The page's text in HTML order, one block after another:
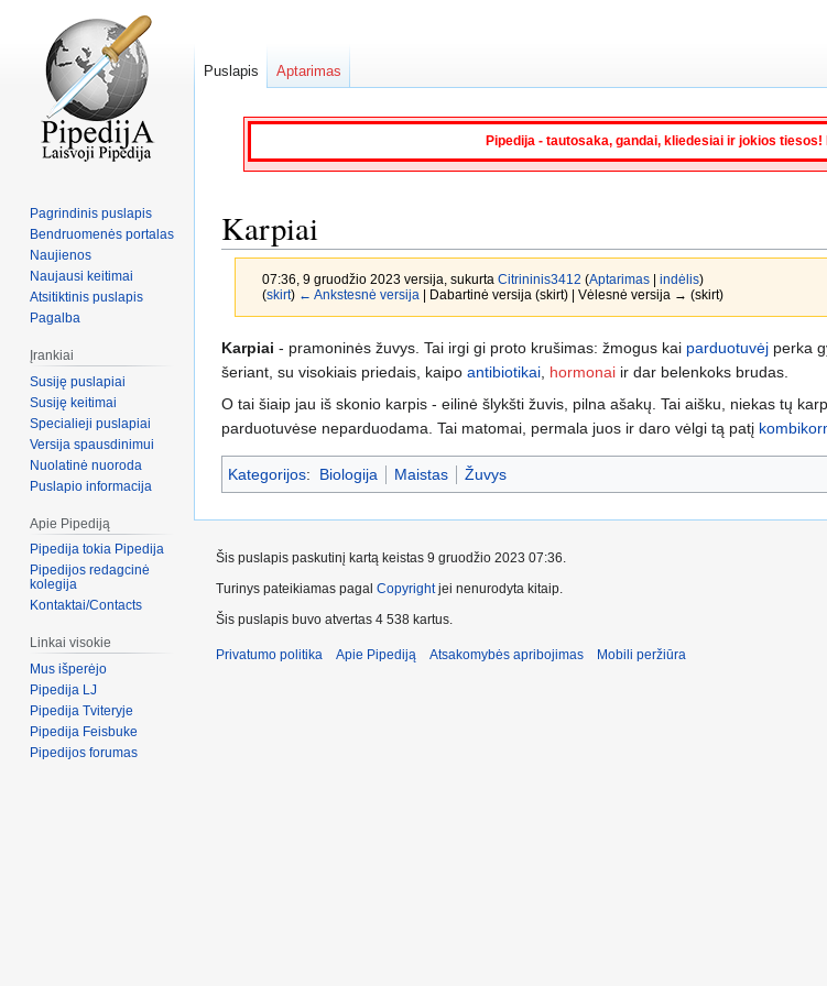
Pipedija - tautosaka, gandai, kliedesiai ir jokios
Karpiai
07:36, 9 gruodžio 2023 versija, sukurta Citrininis3412 (Aptarimas| indėlis)
(skirt) ← Ankstesnė versija | Dabartinė versija (skirt) | Vėlesnė versija → (skirt)
Jump
to
navigation
Jump
to
search
Karpiai - pramoninės žuvys. Tai irgi gi proto krušimas: žmogus kai parduotuvėj perka
šeriant, su visokiais priedais, kaipo antibiotikai hormonai ir dar belenkoks brudas.
O tai šiaip jau iš skonio karpis - eilinė šlykšti žuvis, pilna ašakų. Tai aišku, niekas tų
parduotuvėse neparduodama. Tai matomai, permala juos ir daro vėlgi tą patį
Kategorijos: Biologija Maistas Žuvys
Puslapis Aptarimas
Pagrindinis puslapis
Bendruomenės portalas
Naujienos
Naujausi keitimai
Atsitiktinis puslapis
Pagalba
Įrankiai
Susiję puslapiai
Susiję keitimai
Specialieji puslapiai
Versija spausdinimui
Nuolatinė nuoroda
Puslapio informacija
Apie Pipediją
Pipedija tokia Pipedija
Pipedijos redagcinė
kolegija
Kontaktai/Contacts
Linkai visokie
Mus išperėjo
Pipedija LJ
Pipedija Tviteryje
Pipedija Feisbuke
Pipedijos forumas
Šis puslapis paskutinį kartą keistas 9 gruodžio 2023 07:36.
Turinys pateikiamas pagal Copyrightjei nenurodyta kitaip.
Šis puslapis buvo atvertas 4 538 kartus.
Privatumo politika Apie Pipediją Atsakomybės apribojimas Mobili peržiūra